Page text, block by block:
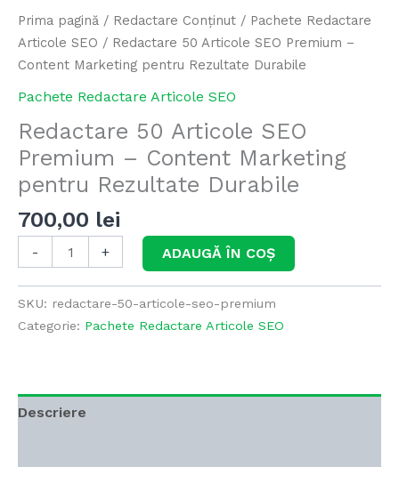
Prima pagină / Redactare Conținut / Pachete Redactare
Articole SEO / Redactare 50 Articole SEO Premium –
Content Marketing pentru Rezultate Durabile
Pachete Redactare Articole SEO
Redactare 50 Articole SEO
Premium – Content Marketing
pentru Rezultate Durabile
700,00 lei
-
Durabile
+ ADAUGĂ ÎN COȘ
SKU: redactare-50-articole-seo-premium
Categorie: Pachete Redactare Articole SEO
Descriere